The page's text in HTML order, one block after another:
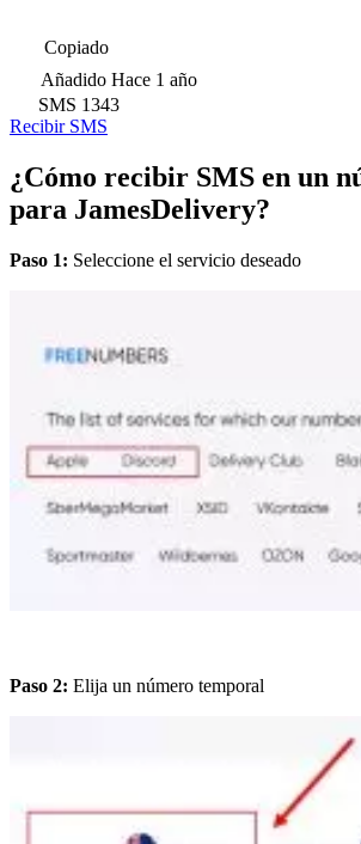
Copiado
Añadido Hace 1 año
SMS 1343
Recibir SMS
¿Cómo recibir SMS en un
para JamesDelivery?
Paso 1: Seleccione el servicio deseado
Paso 2: Elija un número temporal